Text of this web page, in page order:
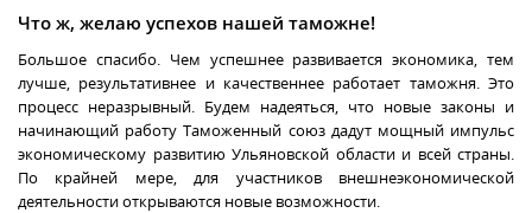
Что ж, желаю успехов нашей таможне!
Большое спасибо. Чем успешнее развивается экономика, тем
лучше, результативнее и качественнее работает таможня. Это
процесс неразрывный. Будем надеяться, что новые законы и
начинающий работу Таможенный союз дадут мощный импульс
экономическому развитию Ульяновской области и всей страны.
По крайней мере, для участников внешнеэкономической
деятельности открываются новые возможности.